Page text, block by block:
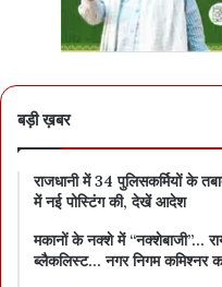
बड़ी ख़बर
राजधानी में 34 पुलिसकर्मियों के
में नई पोस्टिंग की, देखें आदेश
मकानों के नक्शे में “नक्शेबाजी”…
ब्लैकलिस्ट… नगर निगम कमिश्नर